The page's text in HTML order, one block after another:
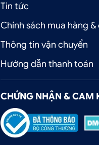
Tin tức
Chính sách mua hàng
Thông tin vận chuyển
Hướng dẫn thanh toán
CHỨNG NHẬN & CAM